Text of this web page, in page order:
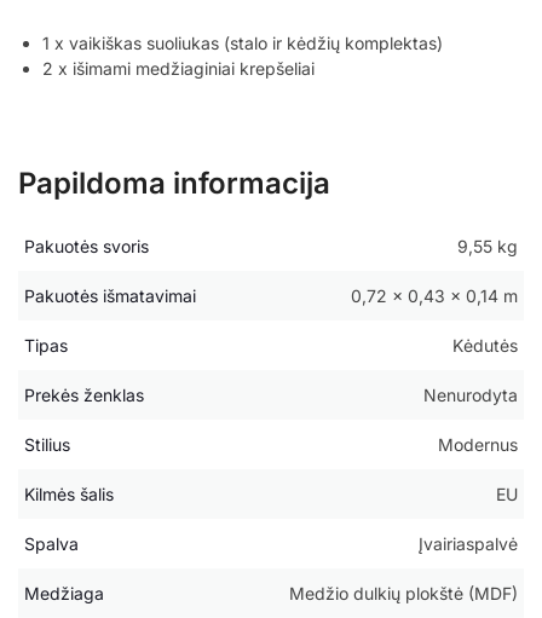
1 x vaikiškas suoliukas (stalo ir kėdžių komplektas)
2 x išimami medžiaginiai krepšeliai
Papildoma informacija
Pakuotės svoris 9,55 kg
Pakuotės išmatavimai 0,72 × 0,43 × 0,14 m
Tipas Kėdutės
Prekės ženklas Nenurodyta
Stilius Modernus
Kilmės šalis EU
Spalva Įvairiaspalvė
Medžiaga Medžio dulkių plokštė (MDF)